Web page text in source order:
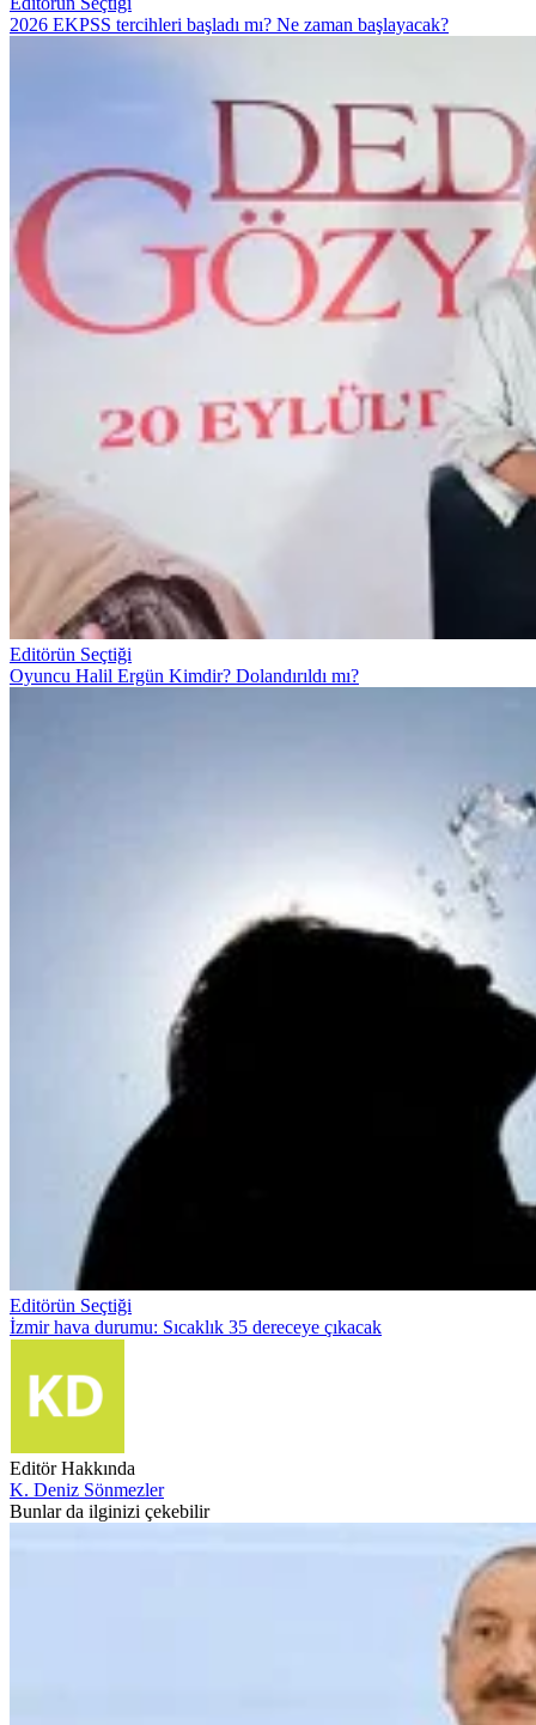
2026 EKPSS tercihleri başladı mı? Ne zaman başlayacak?
Editörün Seçtiği
Oyuncu Halil Ergün Kimdir? Dolandırıldı mı?
Editörün Seçtiği
İzmir hava durumu: Sıcaklık 35 dereceye çıkacak
Editör Hakkında
K. Deniz Sönmezler
Bunlar da ilginizi çekebilir